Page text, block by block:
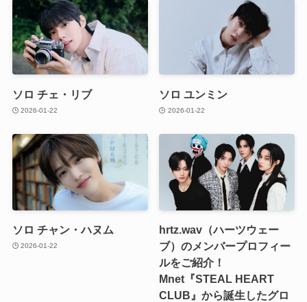
ソロ チェ・リブ
2026-01-22
ソロ ユンミン
2026-01-22
ソロ チャン・ハヌム
2026-01-22
hrtz.wav（ハーツウェー
ブ）のメンバープロフィー
ルをご紹介！
Mnet『STEAL HEART
CLUB』から誕生したグロ